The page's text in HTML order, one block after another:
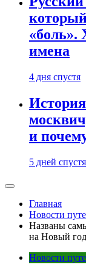
имена
4 дня спустя
и
5 дней спустя
Главная
Новости
Названы
на Новый
Новости